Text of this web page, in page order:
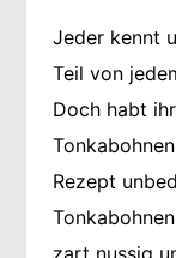
Jeder kennt
Teil von
Doch habt
Rezept